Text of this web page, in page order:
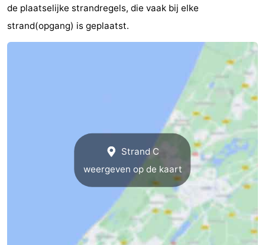
de plaatselijke strandregels, die vaak bij elke
strand(opgang) is geplaatst.
Strand C
weergeven op de kaart